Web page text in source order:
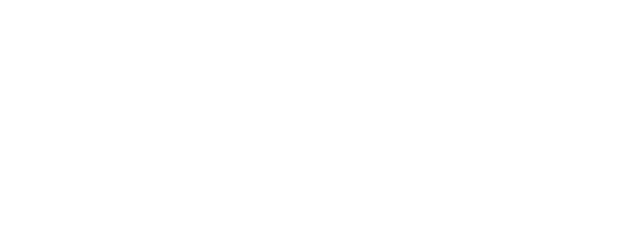
не кормим участников с ложечки - мы
зависеть одержат ли они победу или потерпят
к новому тимбилдингу и мотивационные